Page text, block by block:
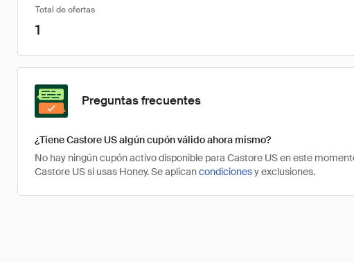
Total de ofertas
1
Preguntas frecuentes
¿Tiene Castore US algún cupón válido ahora mismo?
No hay ningún cupón activo disponible para Castore US en este
Castore US si usas Honey. Se aplicancondicionesy exclusiones.